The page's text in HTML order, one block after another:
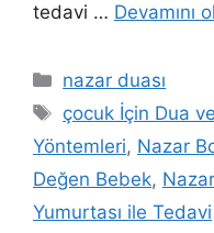
tedavi … Devamını
nazar duası
çocuk İçin Dua
Yöntemleri, Nazar
Değen Bebek,
Yumurtası ile Tedavi